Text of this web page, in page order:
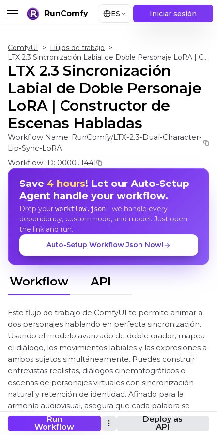
RunComfy ES Iniciar sesión
Run
Workflow
Deploy as
API
ComfyUI > Flujos de trabajo >
LTX 2.3 Sincronización Labial de Doble Personaje LoRA | Constructor de Escenas Habladas
LTX 2.3 Sincronización
Labial de Doble Personaje
LoRA | Constructor de
Escenas Habladas
Workflow Name: RunComfy/LTX-2.3-Dual-Character-
Lip-Sync-LoRA
Workflow ID: 0000...1441
Save 4 hours! Let our Auto-Setup
Agent handle your workflow.
Drop your workflow.json- we handle every
dependency, custom node, and model. Just open
the link and run.
Auto-Setup Workflow Json Now!
Workflow API
Este flujo de trabajo de ComfyUI te permite animar a
dos personajes hablando en perfecta sincronización.
Usando el modelo avanzado de doble orador, mapea
el diálogo, los movimientos labiales y las expresiones a
ambos sujetos simultáneamente. Puedes construir
entrevistas realistas, diálogos cinematográficos o
escenas de personajes virtuales con sincronización
natural y retención de identidad. Afinado para la
armonía audiovisual, asegura que cada palabra se
alinee visualmente. Diseñado para creadores que
buscan narraciones multicarácter auténticas y sin